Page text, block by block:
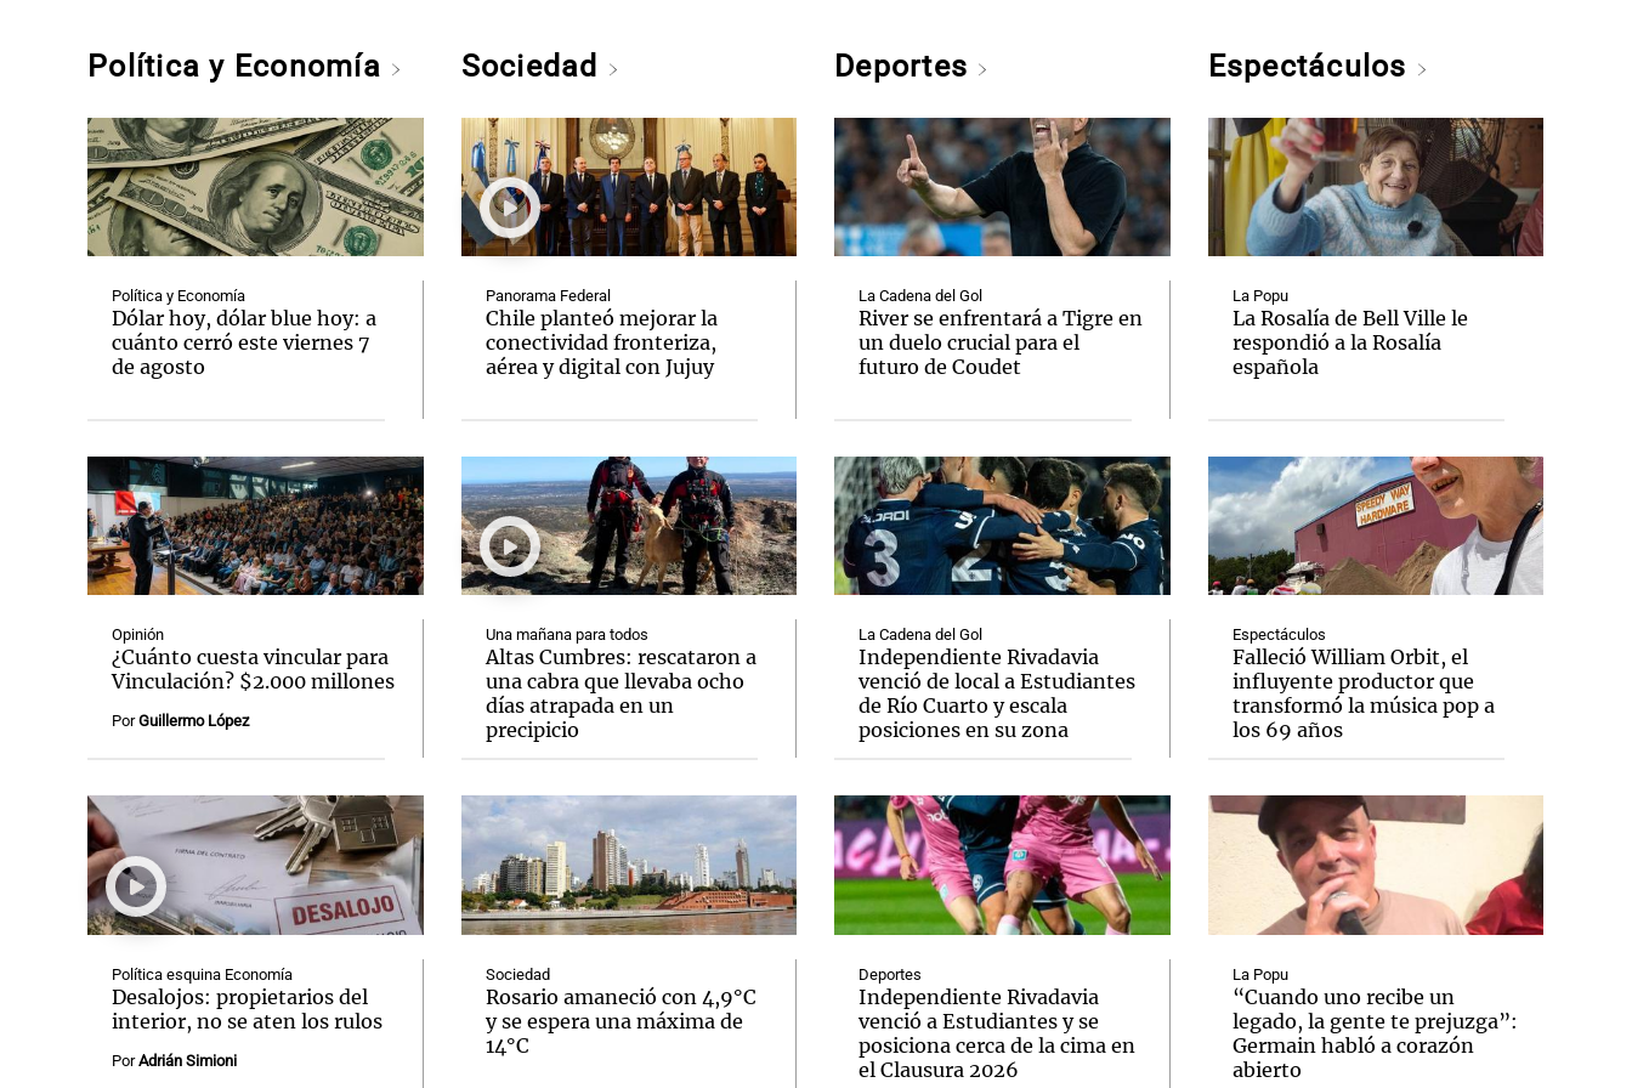
Política y Economía
Política y Economía
Dólar hoy, dólar blue hoy: a
cuánto cerró este viernes 7
de agosto
Opinión
¿Cuánto cuesta vincular para
Vinculación? $2.000 millones
PorGuillermo López
Política esquina Economía
Desalojos: propietarios del
interior, no se aten los rulos
PorAdrián Simioni
Sociedad
Panorama Federal
Chile planteó mejorar la
conectividad fronteriza,
aérea y digital con Jujuy
Una mañana para todos
Altas Cumbres: rescataron a
una cabra que llevaba ocho
días atrapada en un
precipicio
Sociedad
Rosario amaneció con 4,9°C
y se espera una máxima de
14°C
Deportes
La Cadena del Gol
River se enfrentará a Tigre en
un duelo crucial para el
futuro de Coudet
La Cadena del Gol
Independiente Rivadavia
venció de local a Estudiantes
de Río Cuarto y escala
posiciones en su zona
Deportes
Independiente Rivadavia
venció a Estudiantes y se
posiciona cerca de la cima en
el Clausura 2026
Espectáculos
La Popu
La Rosalía de Bell Ville le
respondió a la Rosalía
española
Espectáculos
Falleció William Orbit, el
influyente productor que
transformó la música pop a
los 69 años
La Popu
“Cuando uno recibe un
legado, la gente te prejuzga”:
Germain habló a corazón
abierto
Notas
El huracán de Arequito
Notas
Cadena 3 en Groenlandia
Notas